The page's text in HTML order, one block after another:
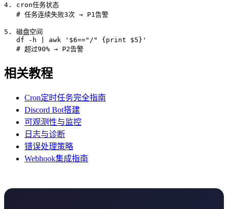
4. cron任务状态
   # 任务连续失败3次 → P1告警
5. 磁盘空间
   df -h | awk '$6=="/" {print $5}'
   # 超过90% → P2告警
相关教程
Cron定时任务完全指南
Discord Bot搭建
可观测性与监控
日志与诊断
错误处理策略
Webhook集成指南